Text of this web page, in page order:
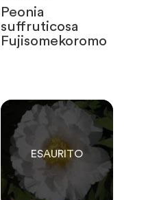
Peonia
suffruticosa
Fujisomekoromo
0
SOLO